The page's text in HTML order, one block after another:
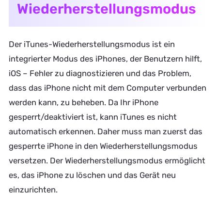
Wiederherstellungsmodus
Der iTunes-Wiederherstellungsmodus ist ein
integrierter Modus des iPhones, der Benutzern hilft,
iOS – Fehler zu diagnostizieren und das Problem,
dass das iPhone nicht mit dem Computer verbunden
werden kann, zu beheben. Da Ihr iPhone
gesperrt/deaktiviert ist, kann iTunes es nicht
automatisch erkennen. Daher muss man zuerst das
gesperrte iPhone in den Wiederherstellungsmodus
versetzen. Der Wiederherstellungsmodus ermöglicht
es, das iPhone zu löschen und das Gerät neu
einzurichten.